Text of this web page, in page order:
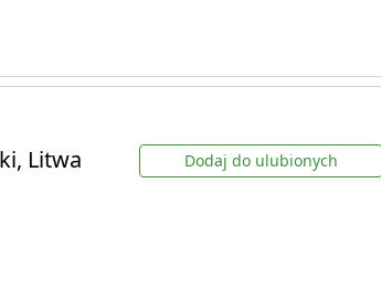
Litwa Dodaj do ulubionych